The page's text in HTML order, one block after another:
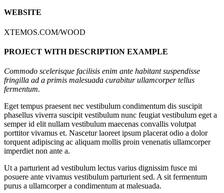
WEBSITE
XTEMOS.COM/WOOD
PROJECT WITH DESCRIPTION EXAMPLE
Commodo scelerisque facilisis enim ante habitant suspendisse
fringilla ad a primis malesuada curabitur ullamcorper tellus
fermentum.
Eget tempus praesent nec vestibulum condimentum dis suscipit
phasellus viverra suscipit vestibulum nunc feugiat vestibulum eget a
semper id elit nullam vestibulum maecenas convallis volutpat
porttitor vivamus et. Nascetur laoreet ipsum placerat odio a dolor
torquent adipiscing ac aliquam mollis proin venenatis ullamcorper
imperdiet non ante a.
Ut a parturient ad vestibulum lectus varius dignissim fusce mi
posuere ante vivamus vestibulum parturient sed. A sit fermentum
purus a ullamcorper a condimentum at malesuada.